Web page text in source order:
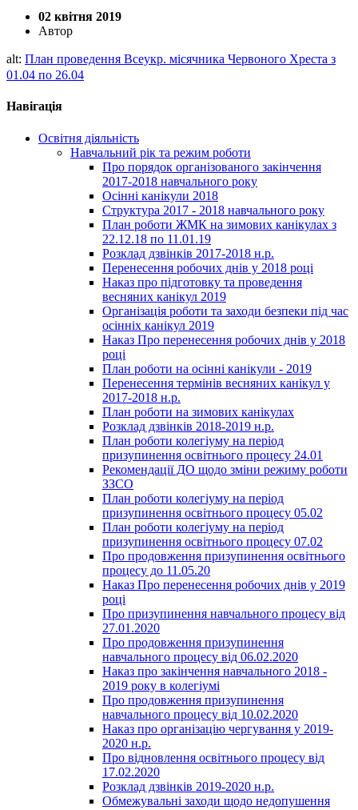
02 квітня 2019
Автор
alt: План проведення Всеукр. місячника Червоного Хреста з
01.04 по 26.04
Навігація
Освітня діяльність
Навчальний рік та режим роботи
Про порядок організованого закінчення
2017-2018 навчального року
Осінні канікули 2018
Структура 2017 - 2018 навчального року
План роботи ЖМК на зимових канікулах з
22.12.18 по 11.01.19
Розклад дзвінків 2017-2018 н.р.
Перенесення робочих днів у 2018 році
Наказ про підготовку та проведення
весняних канікул 2019
Організація роботи та заходи безпеки під час
осінніх канікул 2019
Наказ Про перенесення робочих днів у 2018
році
План роботи на осінні канікули - 2019
Перенесення термінів весняних канікул у
2017-2018 н.р.
План роботи на зимових канікулах
Розклад дзвінків 2018-2019 н.р.
План роботи колегіуму на період
призупинення освітнього процесу 24.01
Рекомендації ДО щодо зміни режиму роботи
ЗЗСО
План роботи колегіуму на період
призупинення освітнього процесу 05.02
План роботи колегіуму на період
призупинення освітнього процесу 07.02
Про продовження призупинення освітнього
процесу до 11.05.20
Наказ Про перенесення робочих днів у 2019
році
Про призупинення навчального процесу від
27.01.2020
Про продовження призупинення
навчального процесу від 06.02.2020
Наказ про закінчення навчального 2018 -
2019 року в колегіумі
Про продовження призупинення
навчального процесу від 10.02.2020
Наказ про організацію чергування у 2019-
2020 н.р.
Про відновлення освітнього процесу від
17.02.2020
Розклад дзвінків 2019-2020 н.р.
Обмежувальні заходи щодо недопушення